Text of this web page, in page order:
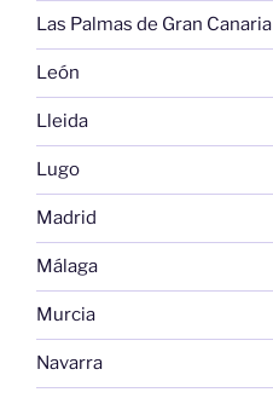
Las Palmas de Gran Canaria
León
Lleida
Lugo
Madrid
Málaga
Murcia
Navarra